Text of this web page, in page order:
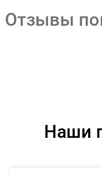
Отзывы
Наши